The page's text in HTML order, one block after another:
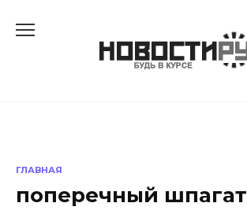
ГЛАВНАЯ
поперечный шпагат